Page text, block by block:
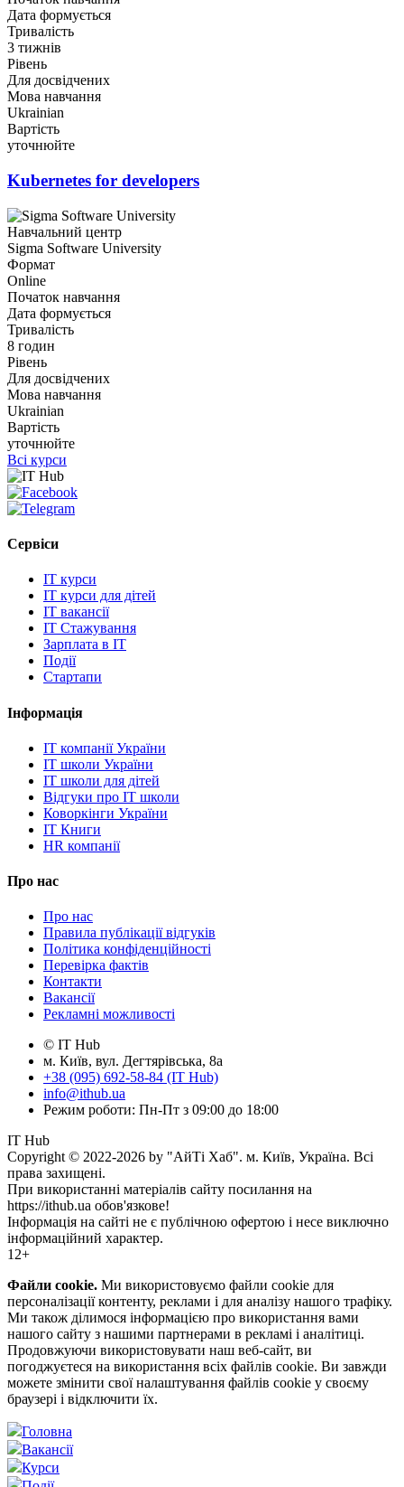
Дата формується
Тривалість
3 тижнів
Рівень
Для досвідчених
Мова навчання
Ukrainian
Вартість
уточнюйте
Kubernetes for developers
Навчальний центр
Sigma Software University
Формат
Online
Початок навчання
Дата формується
Тривалість
8 годин
Рівень
Для досвідчених
Мова навчання
Ukrainian
Вартість
уточнюйте
Всі курси
Сервіси
IT курси
IT курси для дітей
IT вакансії
IT Стажування
Зарплата в IT
Події
Стартапи
Інформація
IT компанії України
IT школи України
IT школи для дітей
Відгуки про IT школи
Коворкінги України
IT Книги
HR компанії
Про нас
Про нас
Правила публікації відгуків
Політика конфіденційності
Перевірка фактів
Контакти
Вакансії
Рекламні можливості
© IT Hub
м. Київ, вул. Дегтярівська, 8а
+38 (095) 692-58-84 (IT Hub)
info@ithub.ua
Режим роботи: Пн-Пт з 09:00 до 18:00
IT Hub
Copyright © 2022-2026 by "АйТі Хаб". м. Київ, Україна. Всі
права захищені.
При використанні матеріалів сайту посилання на
https://ithub.ua обов'язкове!
Інформація на сайті не є публічною офертою і несе виключно
інформаційний характер.
12+
Файли cookie. Ми використовуємо файли cookie для
персоналізації контенту, реклами і для аналізу нашого трафіку.
Ми також ділимося інформацією про використання вами
нашого сайту з нашими партнерами в рекламі і аналітиці.
Продовжуючи використовувати наш веб-сайт, ви
погоджуєтеся на використання всіх файлів cookie. Ви завжди
можете змінити свої налаштування файлів cookie у своєму
браузері і відключити їх.
Головна
Вакансії
Курси